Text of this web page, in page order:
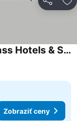
Zdieľať
Grand Hotel Portorož – LifeClass Hotels & Spa, Portorož
Zobraziť ceny